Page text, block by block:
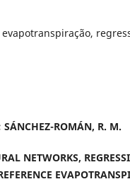
evapotranspiração,
ROMÁN, R. M.
NETWORKS,